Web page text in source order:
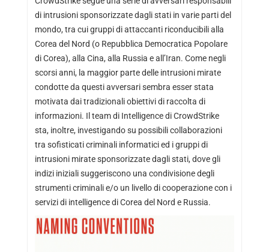
di intrusioni sponsorizzate dagli stati in varie parti del
mondo, tra cui gruppi di attaccanti riconducibili alla
Corea del Nord (o Repubblica Democratica Popolare
di Corea), alla Cina, alla Russia e all’Iran. Come negli
scorsi anni, la maggior parte delle intrusioni mirate
condotte da questi avversari sembra esser stata
motivata dai tradizionali obiettivi di raccolta di
informazioni. Il team di Intelligence di CrowdStrike
sta, inoltre, investigando su possibili collaborazioni
tra sofisticati criminali informatici ed i gruppi di
intrusioni mirate sponsorizzate dagli stati, dove gli
indizi iniziali suggeriscono una condivisione degli
strumenti criminali e/o un livello di cooperazione con i
servizi di intelligence di Corea del Nord e Russia.